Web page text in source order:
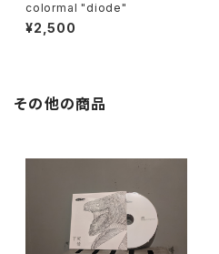
colormal "diode"
¥2,500
その他の商品